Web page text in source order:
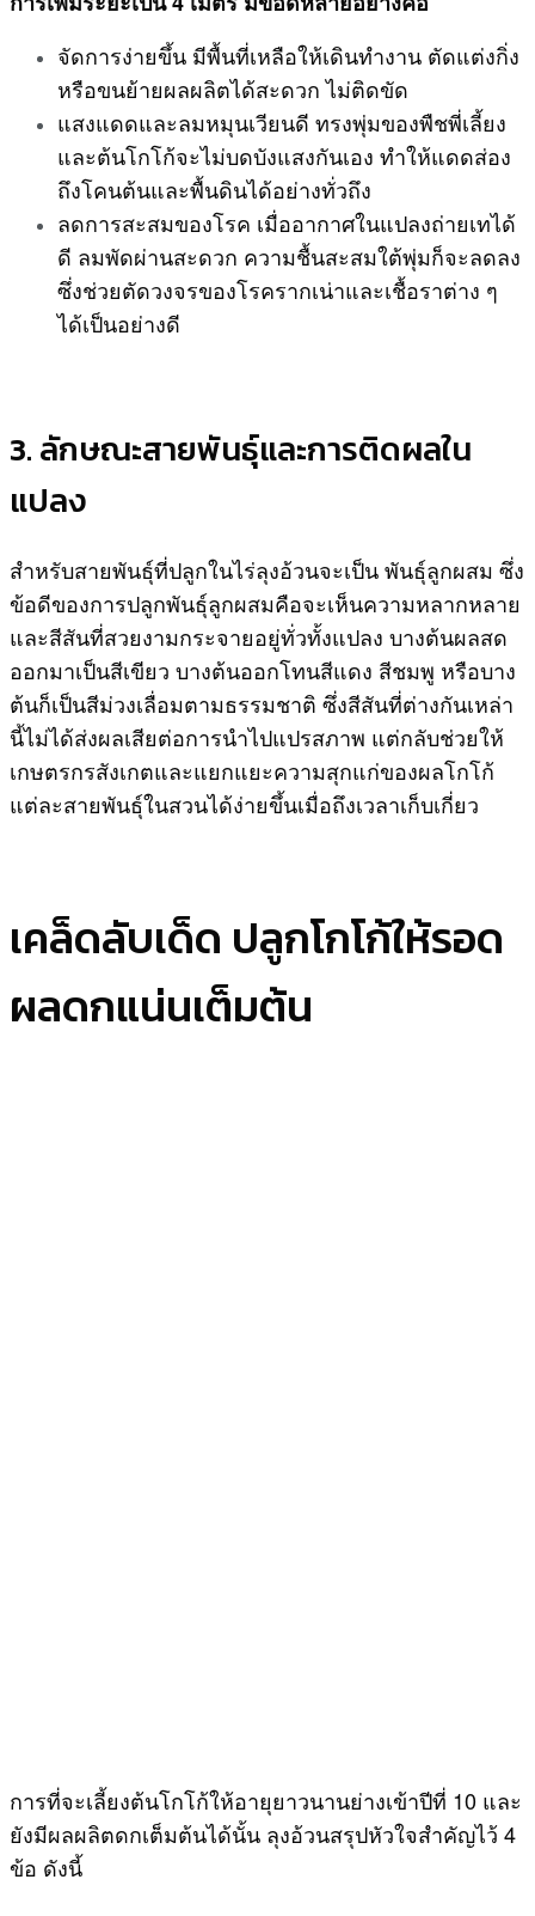
จัดการง่ายขึ้น มีพื้นที่เหลือให้เดินทำงาน ตัดแต่งกิ่ง
หรือขนย้ายผลผลิตได้สะดวก ไม่ติดขัด
แสงแดดและลมหมุนเวียนดี ทรงพุ่มของพืชพี่เลี้ยง
และต้นโกโก้จะไม่บดบังแสงกันเอง ทำให้แดดส่อง
ถึงโคนต้นและพื้นดินได้อย่างทั่วถึง
ลดการสะสมของโรค เมื่ออากาศในแปลงถ่ายเทได้
ดี ลมพัดผ่านสะดวก ความชื้นสะสมใต้พุ่มก็จะลดลง
ซึ่งช่วยตัดวงจรของโรครากเน่าและเชื้อราต่าง ๆ
ได้เป็นอย่างดี
3. ลักษณะสายพันธุ์และการติดผลใน
แปลง
สำหรับสายพันธุ์ที่ปลูกในไร่ลุงอ้วนจะเป็น พันธุ์ลูกผสม ซึ่ง
ข้อดีของการปลูกพันธุ์ลูกผสมคือจะเห็นความหลากหลาย
และสีสันที่สวยงามกระจายอยู่ทั่วทั้งแปลง บางต้นผลสด
ออกมาเป็นสีเขียว บางต้นออกโทนสีแดง สีชมพู หรือบาง
ต้นก็เป็นสีม่วงเลื่อมตามธรรมชาติ ซึ่งสีสันที่ต่างกันเหล่า
นี้ไม่ได้ส่งผลเสียต่อการนำไปแปรสภาพ แต่กลับช่วยให้
เกษตรกรสังเกตและแยกแยะความสุกแก่ของผลโกโก้
แต่ละสายพันธุ์ในสวนได้ง่ายขึ้นเมื่อถึงเวลาเก็บเกี่ยว
เคล็ดลับเด็ด ปลูกโกโก้ให้รอด
ผลดกแน่นเต็มต้น
การที่จะเลี้ยงต้นโกโก้ให้อายุยาวนานย่างเข้าปีที่ 10 และ
ยังมีผลผลิตดกเต็มต้นได้นั้น ลุงอ้วนสรุปหัวใจสำคัญไว้ 4
ข้อ ดังนี้